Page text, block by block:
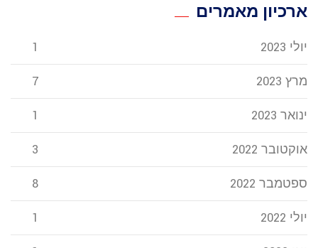
ארכיון מאמרים
יולי 2023 1
מרץ 2023 7
ינואר 2023 1
אוקטובר 2022 3
ספטמבר 2022 8
יולי 2022 1